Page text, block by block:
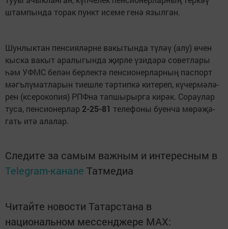
штам­пын­да то­рак пункт исе­ме ге­нә языл­ган.
Шун­лык­тан пен­си­я­ләр­не ва­кы­тын­да тү­ләү (алу) өчен
кыс­ка ва­кыт ара­лы­гын­да җир­ле үзи­да­рә со­вет­ла­ры
һәм УФМС бе­лән бер­лек­тә пен­си­о­нер­лар­ның пас­порт
мәгъ­лү­мат­ла­рын ти­еш­ле тәр­тип­кә ки­те­реп, кү­чер­мә­лә­
рен (ксе­ро­ко­пи­я) РПФ­на тап­шы­рыр­га ки­рәк. Со­рау­лар
ту­са, пен­си­о­нер­лар 2-25-81 те­ле­фо­ны бу­ен­ча мө­рә­җә­
гать итә ала­лар.
Следите за самым важным и интересным в
Telegram-канале Татмедиа
Читайте новости Татарстана в
национальном мессенджере MАХ: